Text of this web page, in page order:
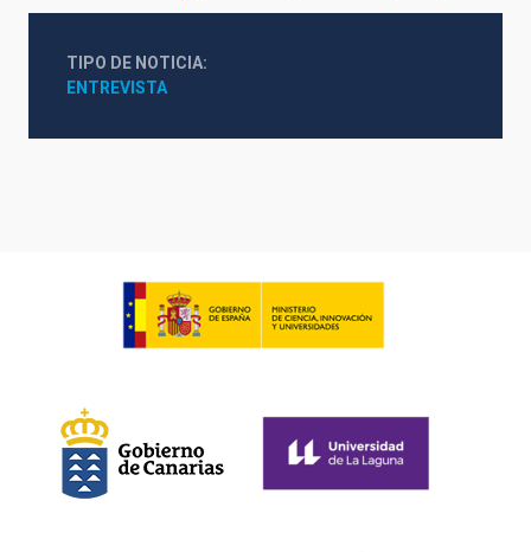
TIPO DE NOTICIA
ENTREVISTA